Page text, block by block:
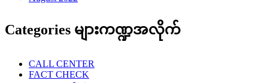
Categories များကဏ္ဍအလိုက်
CALL CENTER
FACT CHECK